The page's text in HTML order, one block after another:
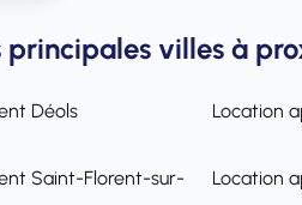
principales villes à
Déols Location
Saint-Florent-sur-
Location